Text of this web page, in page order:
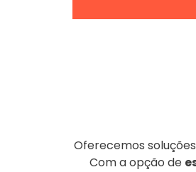
Oferecemos
Com a opção de